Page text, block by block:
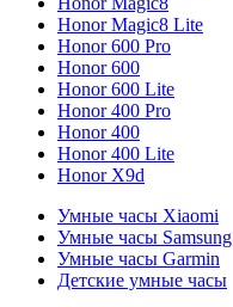
Honor Magic8 Lite
Honor 600 Pro
Honor 600
Honor 600 Lite
Honor 400 Pro
Honor 400
Honor 400 Lite
Honor X9d
Умные часы Xiaomi
Умные часы Samsung
Умные часы Garmin
Детские умные часы